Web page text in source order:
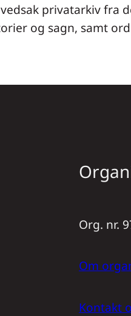
privatarkiv fra
og sagn, samt
Org. nr.
Om
Kontakt